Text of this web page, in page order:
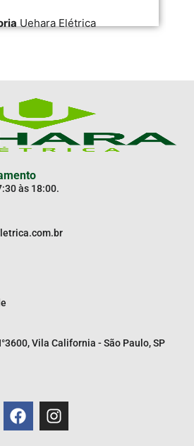
Uehara Elétrica
às 18:00.
Vila California - São Paulo, SP